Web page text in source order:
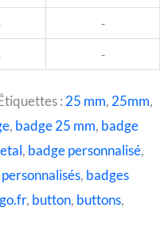
-
-
: 25 mm, 25mm,
, badge 25 mm, badge
, badge personnalisé,
, badges
, button, buttons,